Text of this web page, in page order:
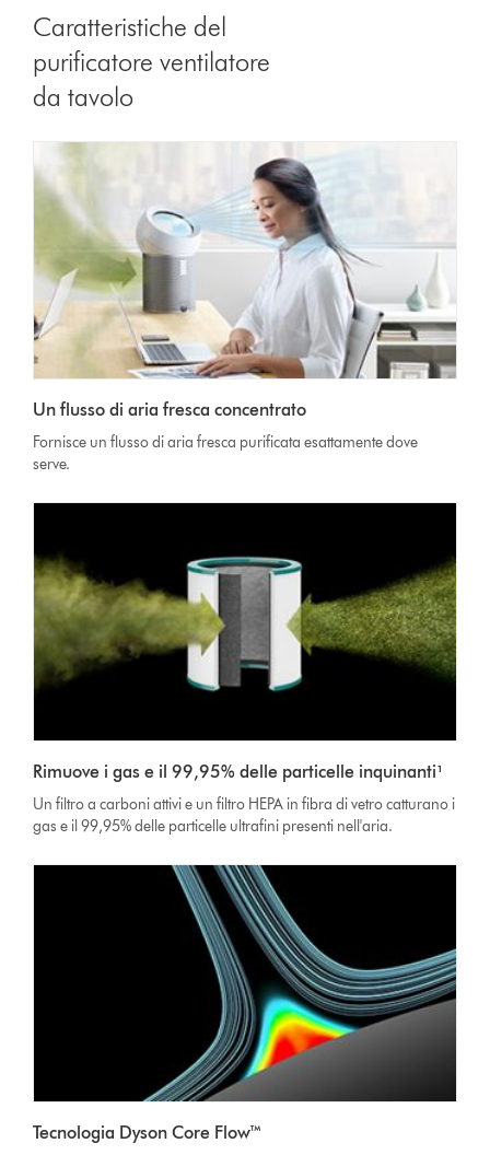
Caratteristiche del
purificatore ventilatore
da tavolo
Un flusso di aria fresca concentrato
Fornisce un flusso di aria fresca purificata esattamente dove
serve.
Rimuove i gas e il 99,95% delle particelle inquinanti¹
Un filtro a carboni attivi e un filtro HEPA in fibra di vetro catturano i
gas e il 99,95% delle particelle ultrafini presenti nell'aria.
Tecnologia Dyson Core Flow™